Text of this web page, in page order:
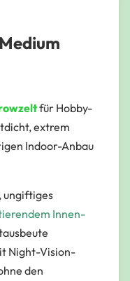
für Hobby-
extrem
Indoor-Anbau
ungiftiges
Innen-
Night-Vision-
den